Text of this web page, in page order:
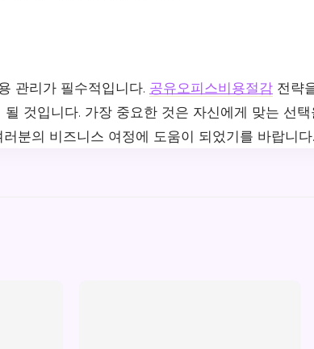
관리가 필수적입니다. 공유오피스비용절감 전략
것입니다. 가장 중요한 것은 자신에게 맞는 선
분의 비즈니스 여정에 도움이 되었기를 바랍니다.